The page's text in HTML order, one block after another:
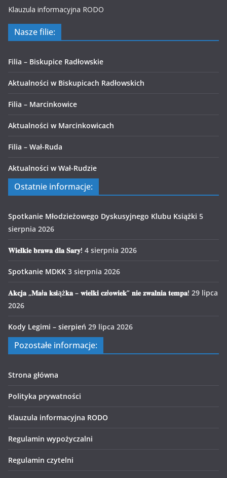
Klauzula informacyjna RODO
Nasze filie:
Filia – Biskupice Radłowskie
Aktualności w Biskupicach Radłowskich
Filia – Marcinkowice
Aktualności w Marcinkowicach
Filia – Wał-Ruda
Aktualności w Wał-Rudzie
Ostatnie informacje:
Spotkanie Młodzieżowego Dyskusyjnego Klubu Książki 5
sierpnia 2026
𝐖𝐢𝐞𝐥𝐤𝐢𝐞 𝐛𝐫𝐚𝐰𝐚 𝐝𝐥𝐚 𝐒𝐚𝐫𝐲! 4 sierpnia 2026
Spotkanie MDKK 3 sierpnia 2026
𝐀𝐤𝐜𝐣𝐚 „𝐌𝐚ł𝐚 𝐤𝐬𝐢ąż𝐤𝐚 – 𝐰𝐢𝐞𝐥𝐤𝐢 𝐜𝐳ł𝐨𝐰𝐢𝐞𝐤” 𝐧𝐢𝐞 𝐳𝐰𝐚𝐥𝐧𝐢𝐚 𝐭𝐞𝐦𝐩𝐚! 29 lipca
2026
Kody Legimi – sierpień 29 lipca 2026
Pozostałe informacje:
Strona główna
Polityka prywatności
Klauzula informacyjna RODO
Regulamin wypożyczalni
Regulamin czytelni